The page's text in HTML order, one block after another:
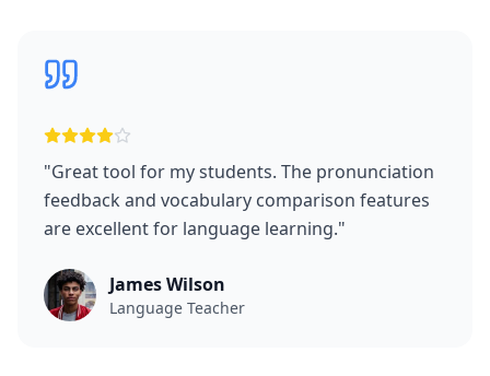
"Great tool for my students. The pronunciation
feedback and vocabulary comparison features
are excellent for language learning."
James Wilson
Language Teacher